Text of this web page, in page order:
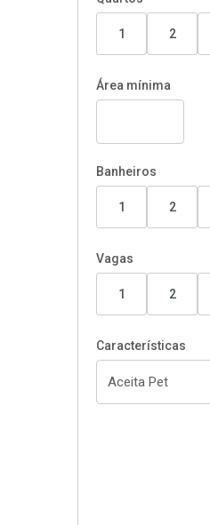
1 2
Área mínima
Banheiros
1 2
Vagas
1 2
Características